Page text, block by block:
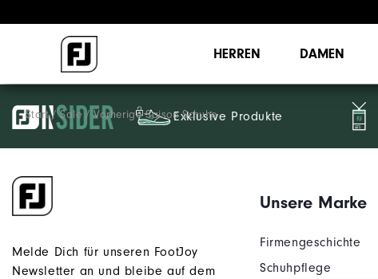
HERREN DAMEN
Start Sale Vorherige Saison SchuheExklusive Produkte
Melde Dich für unseren FootJoy
Newsletter an und bleibe auf dem
Unsere Marke
Firmengeschichte
Schuhpflege